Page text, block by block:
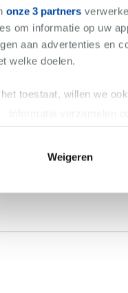
onze 3 partners
om informatie op uw
aan advertenties en
welke doelen.
toestaat, willen we
Uw apparaat
op elk moment
adverteren en analyse.
Weigeren